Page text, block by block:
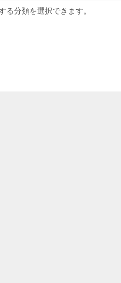
る分類を選択できます。